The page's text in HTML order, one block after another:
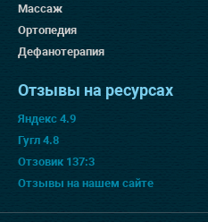
Массаж
Ортопедия
Дефанотерапия
Отзывы на ресурсах
Яндекс 4.9
Гугл 4.8
Отзовик 137:3
Отзывы на нашем сайте